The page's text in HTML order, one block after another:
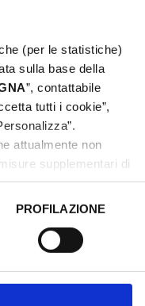
(per le statistiche)
sulla base della
”, contattabile
tutti i cookie”,
attualmente non
supplementari di
PROFILAZIONE